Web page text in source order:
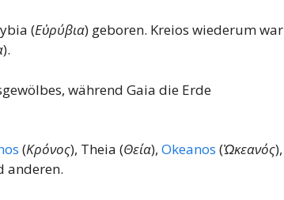
(Εὐρύβια) geboren. Kreios wiederum war
).
während Gaia die Erde
(Κρόνος), Theia (Θεία), Okeanos (Ὠκεανός),
anderen.